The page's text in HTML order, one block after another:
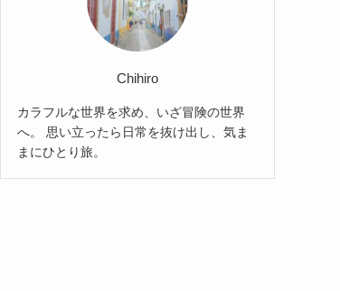
Chihiro
カラフルな世界を求め、いざ冒険の世界
へ。 思い立ったら日常を抜け出し、気ま
まにひとり旅。